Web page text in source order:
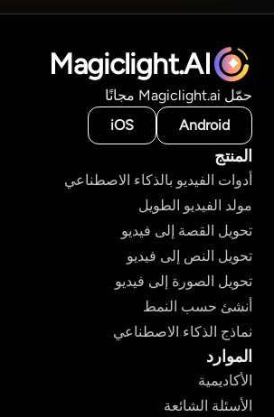
Magiclight.AI
حمّل Magiclight.ai مجانًا
Android
iOS
المنتج
أدوات الفيديو بالذكاء الاصطناعي
مولد الفيديو الطويل
تحويل القصة إلى فيديو
تحويل النص إلى فيديو
تحويل الصورة إلى فيديو
أنشئ حسب النمط
نماذج الذكاء الاصطناعي
الموارد
الأكاديمية
الأسئلة الشائعة